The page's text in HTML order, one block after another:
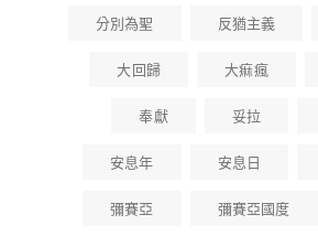
分別為聖
反猶主義
大回歸
大痲瘋
奉獻
妥拉
安息年
安息日
彌賽亞
彌賽亞國度